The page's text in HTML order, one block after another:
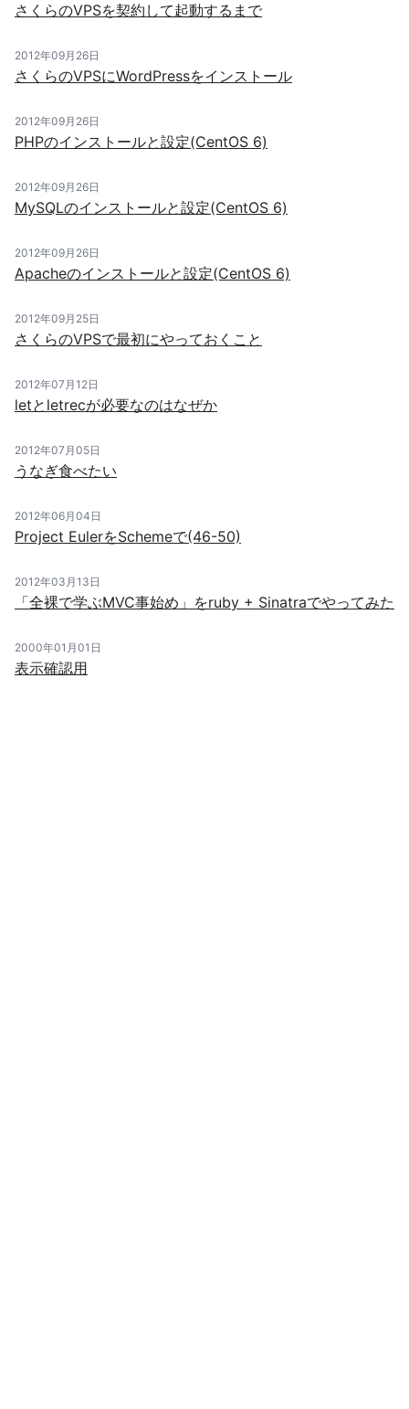
さくらのVPSを契約して起動するまで
2012年09月26日
さくらのVPSにWordPressをインストール
2012年09月26日
PHPのインストールと設定(CentOS 6)
2012年09月26日
MySQLのインストールと設定(CentOS 6)
2012年09月26日
Apacheのインストールと設定(CentOS 6)
2012年09月25日
さくらのVPSで最初にやっておくこと
2012年07月12日
letとletrecが必要なのはなぜか
2012年07月05日
うなぎ食べたい
2012年06月04日
Project EulerをSchemeで(46-50)
2012年03月13日
「全裸で学ぶMVC事始め」をruby + Sinatraでやってみた
2000年01月01日
表示確認用